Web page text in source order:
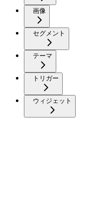
画像
セグメント
テーマ
トリガー
ウィジェット